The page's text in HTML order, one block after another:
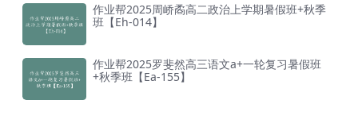
作业帮2025周峤矞高二政治上学期暑假班+秋季
班【Eh-014】
作业帮2025罗斐然高三语文a+一轮复习暑假班
+秋季班【Ea-155】